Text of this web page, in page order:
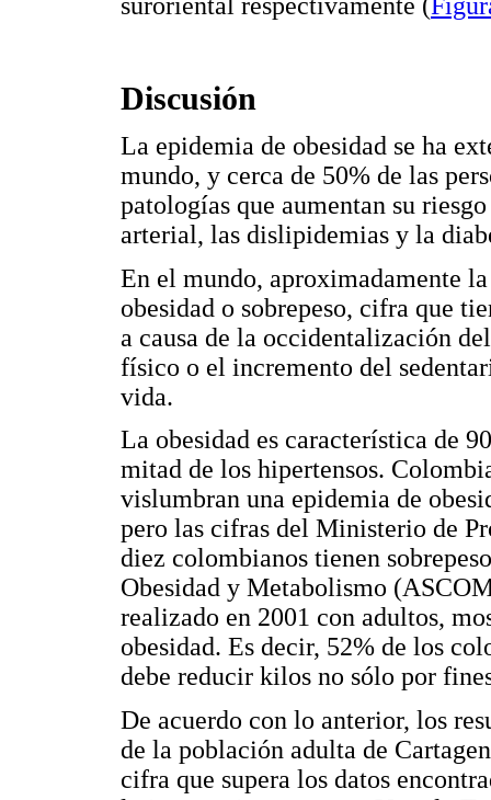
suroriental respectivamente (
Discusión
La epidemia de obesidad se ha
mundo, y cerca de 50% de las
patologías que aumentan su
arterial, las dislipidemias y la
En el mundo, aproximadamente
obesidad o sobrepeso, cifra que
a causa de la occidentalización
físico o el incremento del
vida.
La obesidad es característica de
mitad de los hipertensos.
vislumbran una epidemia de
pero las cifras del Ministerio de
diez colombianos tienen
Obesidad y Metabolismo
realizado en 2001 con adultos,
obesidad. Es decir, 52% de los
debe reducir kilos no sólo por
De acuerdo con lo anterior, los
de la población adulta de
cifra que supera los datos